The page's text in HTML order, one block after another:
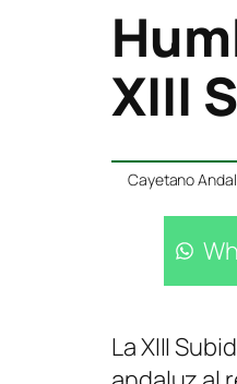
XIII
Cayetano
La XIII